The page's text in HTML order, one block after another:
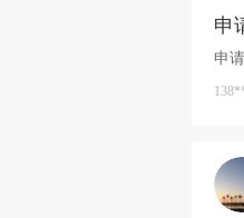
申
申